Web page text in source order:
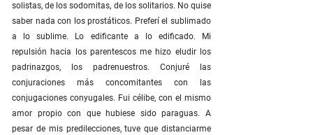
solistas, de los sodomitas, de los solitarios. No quise
saber nada con los prostáticos. Preferí el sublimado
a lo sublime. Lo edificante a lo edificado. Mi
repulsión hacia los parentescos me hizo eludir los
padrinazgos, los padrenuestros. Conjuré las
conjuraciones más concomitantes con las
conjugaciones conyugales. Fui célibe, con el mismo
amor propio con que hubiese sido paraguas. A
pesar de mis predilecciones, tuve que distanciarme